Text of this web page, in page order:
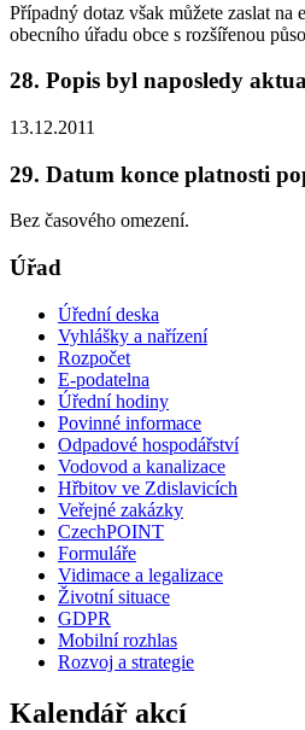
Případný dotaz však můžete zaslat na
obecního úřadu obce s rozšířenou
28. Popis byl naposledy
13.12.2011
29. Datum konce platnosti
Bez časového omezení.
Úřad
Úřední deska
Vyhlášky a nařízení
Rozpočet
E-podatelna
Úřední hodiny
Povinné informace
Odpadové hospodářství
Vodovod a kanalizace
Hřbitov ve Zdislavicích
Veřejné zakázky
CzechPOINT
Formuláře
Vidimace a legalizace
Životní situace
GDPR
Mobilní rozhlas
Rozvoj a strategie
Kalendář akcí